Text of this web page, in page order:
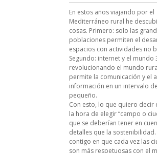
En estos años viajando por el
Mediterráneo rural he
cosas. Primero: solo las
poblaciones permiten el
espacios con actividades no
Segundo: internet y el mundo
revolucionando el mundo
permite la comunicación y el
información en un intervalo
pequeño.
Con esto, lo que quiero decir
la hora de elegir “campo o
que se deberían tener en
detalles que la
contigo en que cada vez las
son más respetuosas con el